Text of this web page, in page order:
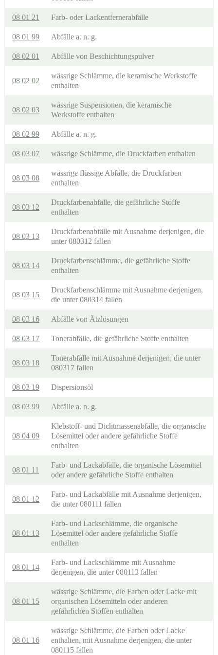
08 01 21 Farb- oder Lackentfernerabfälle
08 01 99 Abfälle a. n. g.
08 02 01 Abfälle von Beschichtungspulver
08 02 02
wässrige Schlämme, die keramische Werkstoffe
enthalten
08 02 03
wässrige Suspensionen, die keramische
Werkstoffe enthalten
08 02 99 Abfälle a. n. g.
08 03 07 wässrige Schlämme, die Druckfarben enthalten
08 03 08
wässrige flüssige Abfälle, die Druckfarben
enthalten
08 03 12
Druckfarbenabfälle, die gefährliche Stoffe
enthalten
08 03 13
Druckfarbenabfälle mit Ausnahme derjenigen, die
unter 080312 fallen
08 03 14
Druckfarbenschlämme, die gefährliche Stoffe
enthalten
08 03 15
Druckfarbenschlämme mit Ausnahme derjenigen,
die unter 080314 fallen
08 03 16 Abfälle von Ätzlösungen
08 03 17 Tonerabfälle, die gefährliche Stoffe enthalten
08 03 18
Tonerabfälle mit Ausnahme derjenigen, die unter
080317 fallen
08 03 19 Dispersionsöl
08 03 99 Abfälle a. n. g.
08 04 09
Klebstoff- und Dichtmassenabfälle, die organische
Lösemittel oder andere gefährliche Stoffe
enthalten
08 01 11
Farb- und Lackabfälle, die organische Lösemittel
oder andere gefährliche Stoffe enthalten
08 01 12
Farb- und Lackabfälle mit Ausnahme derjenigen,
die unter 080111 fallen
08 01 13
Farb- und Lackschlämme, die organische
Lösemittel oder andere gefährliche Stoffe
enthalten
08 01 14
Farb- und Lackschlämme mit Ausnahme
derjenigen, die unter 080113 fallen
08 01 15
wässrige Schlämme, die Farben oder Lacke mit
organischen Lösemitteln oder anderen
gefährlichen Stoffen enthalten
08 01 16
wässrige Schlämme, die Farben oder Lacke
enthalten, mit Ausnahme derjenigen, die unter
080115 fallen